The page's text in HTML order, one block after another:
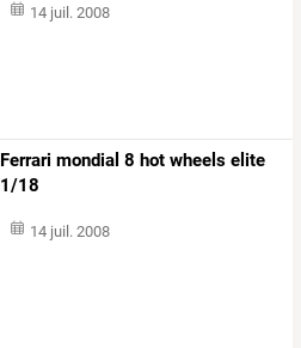
14 juil. 2008
Ferrari mondial 8 hot wheels elite
1/18
14 juil. 2008